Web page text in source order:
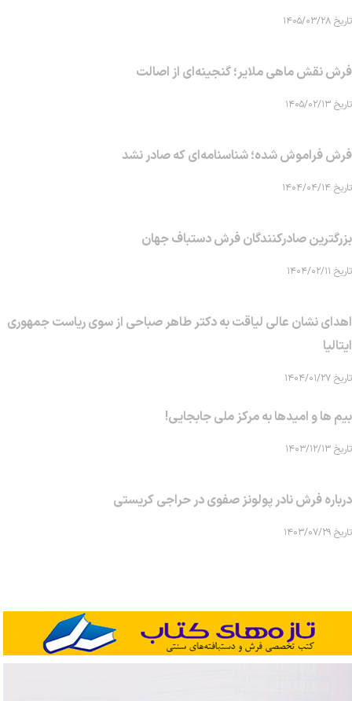
تاریخ ۱۴۰۵/۰۳/۲۸
فرش نقش ماهی‌ ملایر؛ گنجینه‌ای از اصالت
تاریخ ۱۴۰۵/۰۲/۱۳
فرش فراموش شده؛ شناسنامه‌ای که صادر نشد
تاریخ ۱۴۰۴/۰۴/۱۴
بزرگترین صادرکنندگان فرش دستباف جهان
تاریخ ۱۴۰۴/۰۲/۱۱
اهدای نشان عالی لیاقت به دکتر طاهر صباحی از سوی ریاست جمهوری
ایتالیا
تاریخ ۱۴۰۴/۰۱/۲۷
بیم ها و امیدها به مرکز ملی جابجایی!
تاریخ ۱۴۰۳/۱۲/۱۳
درباره فرش نادر پولونز صفوی در حراجی کریستی
تاریخ ۱۴۰۳/۰۷/۲۹